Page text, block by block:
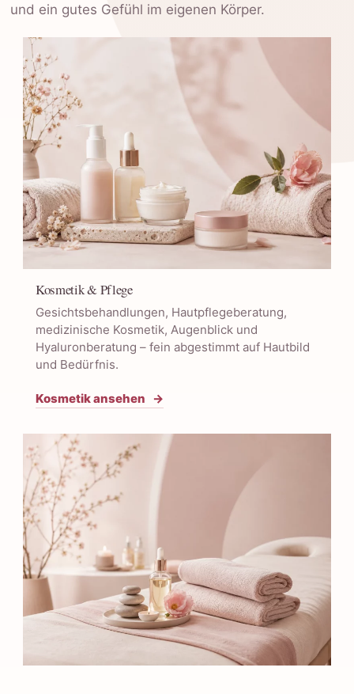
und ein gutes Gefühl im eigenen Körper.
Kosmetik & Pflege
Gesichtsbehandlungen, Hautpflegeberatung,
medizinische Kosmetik, Augenblick und
Hyaluronberatung – fein abgestimmt auf Hautbild
und Bedürfnis.
Kosmetik ansehen